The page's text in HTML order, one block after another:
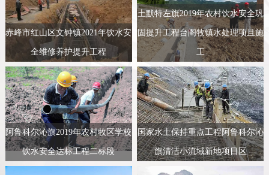
赤峰市红山区文钟镇2021年饮水安
全维修养护提升工程
土默特左旗2019年农村饮水安全巩
固提升工程台阁牧镇水处理项且施
工
阿鲁科尔沁旗2019年农村牧区学校
饮水安全达标工程二标段
国家水土保持重点工程阿鲁科尔沁
旗清洁小流域新地项目区